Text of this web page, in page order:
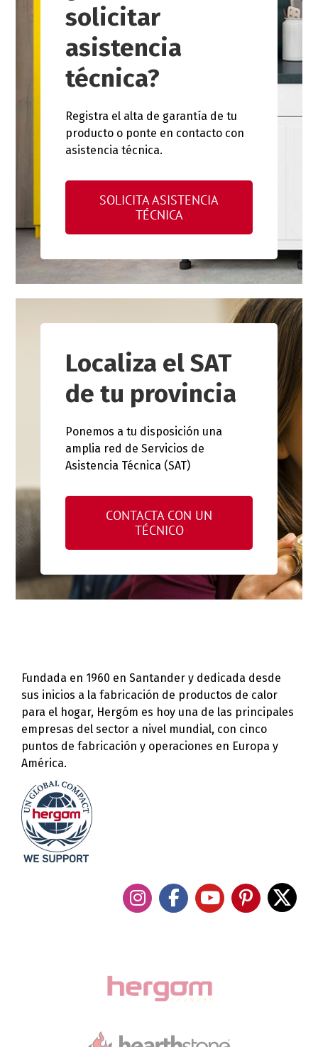
solicitar
asistencia
técnica?
Registra el alta de garantía de tu
producto o ponte en contacto con
asistencia técnica.
SOLICITA ASISTENCIA
TÉCNICA
Localiza el SAT
de tu provincia
Ponemos a tu disposición una
amplia red de Servicios de
Asistencia Técnica (SAT)
CONTACTA CON UN
TÉCNICO
Fundada en 1960 en Santander y dedicada desde
sus inicios a la fabricación de productos de calor
para el hogar, Hergóm es hoy una de las principales
empresas del sector a nivel mundial, con cinco
puntos de fabricación y operaciones en Europa y
América.